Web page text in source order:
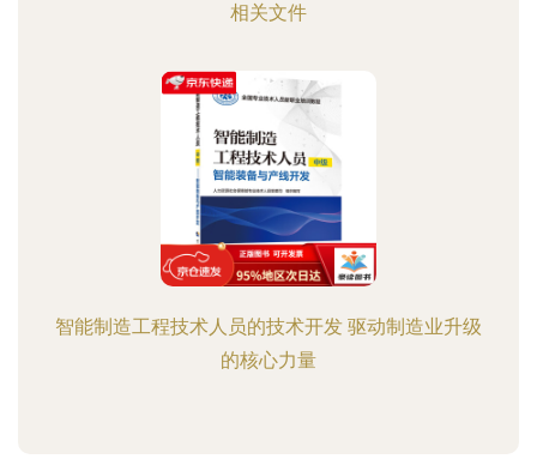
相关文件
智能制造工程技术人员的技术开发 驱动制造业升级
的核心力量